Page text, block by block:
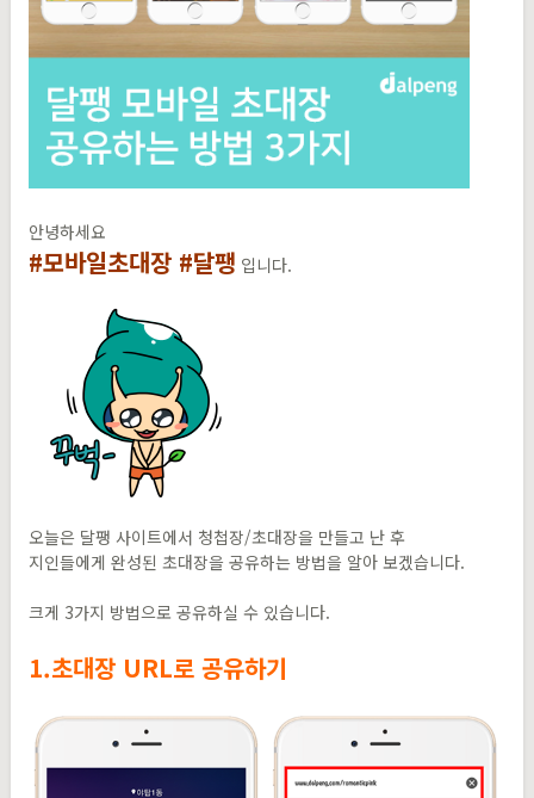
안녕하세요
#모바일초대장 #달팽 입니다.
오늘은 달팽 사이트에서 청첩장/초대장을 만들고 난 후
지인들에게 완성된 초대장을 공유하는 방법을 알아 보겠습니다.
크게 3가지 방법으로 공유하실 수 있습니다.
1.초대장 URL로 공유하기